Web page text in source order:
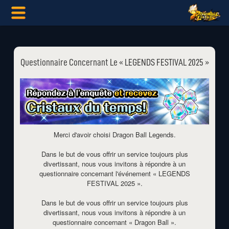
Questionnaire Concernant Le « LEGENDS FESTIVAL 2025 »
Merci d'avoir choisi Dragon Ball Legends.
Dans le but de vous offrir un service toujours plus
divertissant, nous vous invitons à répondre à un
questionnaire concernant l'événement « LEGENDS
FESTIVAL 2025 ».
Dans le but de vous offrir un service toujours plus
divertissant, nous vous invitons à répondre à un
questionnaire concernant « Dragon Ball ».